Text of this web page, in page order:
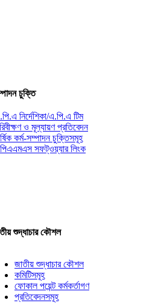
চুক্তি
নির্দেশিকা/এ.পি.এ টিম
ও মূল্যায়ণ প্রতিবেদন
কর্ম-সম্পাদন চুক্তিসমূহ
সফট্ওয়্যার লিংক
শুদ্ধাচার কৌশল
জাতীয় শুদ্ধাচার কৌশল
কমিটিসমূহ
ফোকাল পয়েন্ট কর্মকর্তাগণ
প্রতিবেদনসমূহ